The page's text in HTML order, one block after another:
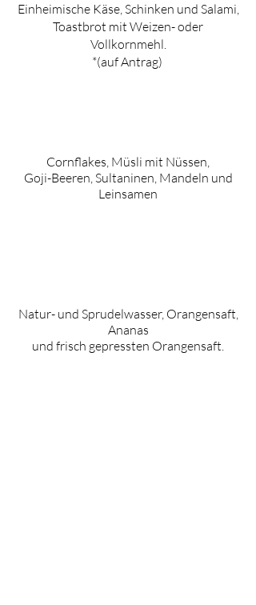
Einheimische Käse, Schinken und Salami,
Toastbrot mit Weizen- oder
Vollkornmehl.
*(auf Antrag)
Cornflakes, Müsli mit Nüssen,
Goji-Beeren, Sultaninen, Mandeln und
Leinsamen
Natur- und Sprudelwasser, Orangensaft,
Ananas
und frisch gepressten Orangensaft.